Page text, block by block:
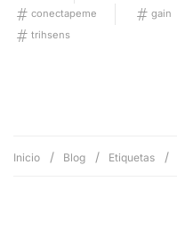
conectapeme
gain
trihsens
Inicio Blog Etiquetas